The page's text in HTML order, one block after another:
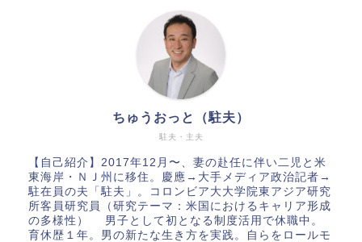
駐夫・主夫
ちゅうおっと（駐夫）
【自己紹介】2017年12月〜、妻の赴任に伴い二児と米
東海岸・ＮＪ州に移住。慶應→大手メディア政治記者→
駐在員の夫「駐夫」。コロンビア大大学院東アジア研究
所客員研究員（研究テーマ：米国におけるキャリア形成
の多様性） 男子として初となる制度活用で休職中。
育休歴１年。男の新たな生き方を実践。自らをロールモ